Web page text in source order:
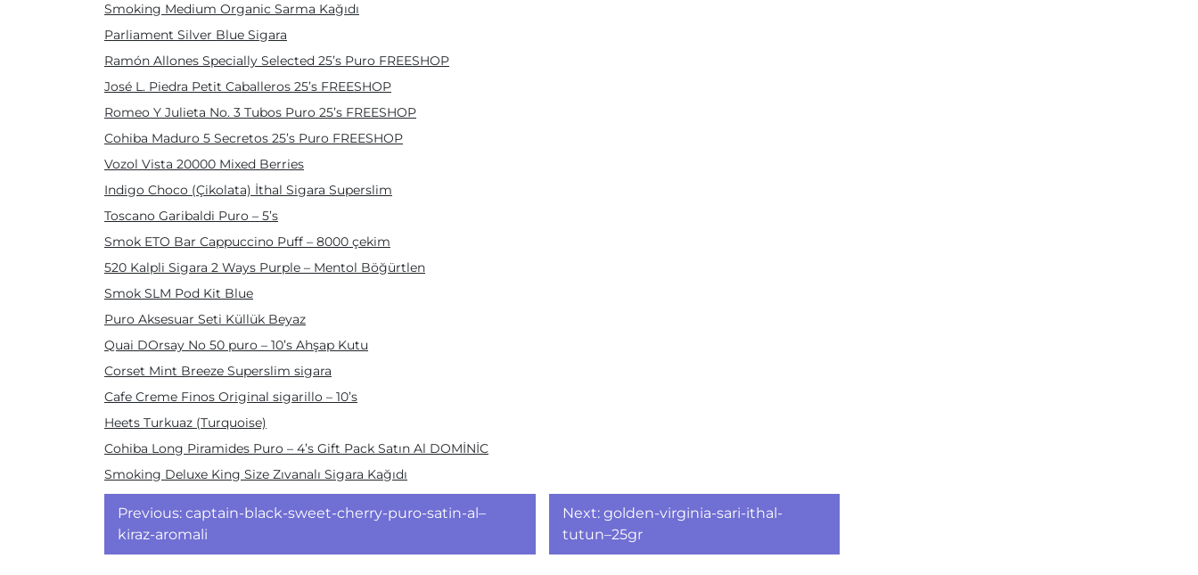
Smoking Medium Organic Sarma Kağıdı
Parliament Silver Blue Sigara
Ramón Allones Specially Selected 25’s Puro FREESHOP
José L. Piedra Petit Caballeros 25’s FREESHOP
Romeo Y Julieta No. 3 Tubos Puro 25’s FREESHOP
Cohiba Maduro 5 Secretos 25’s Puro FREESHOP
Vozol Vista 20000 Mixed Berries
Indigo Choco (Çikolata) İthal Sigara Superslim
Toscano Garibaldi Puro – 5’s
Smok ETO Bar Cappuccino Puff – 8000 çekim
520 Kalpli Sigara 2 Ways Purple – Mentol Böğürtlen
Smok SLM Pod Kit Blue
Puro Aksesuar Seti Küllük Beyaz
Quai DOrsay No 50 puro – 10’s Ahşap Kutu
Corset Mint Breeze Superslim sigara
Cafe Creme Finos Original sigarillo – 10’s
Heets Turkuaz (Turquoise)
Cohiba Long Piramides Puro – 4’s Gift Pack Satın Al DOMİNİC
Smoking Deluxe King Size Zıvanalı Sigara Kağıdı
Yazı
gezinmesi
Previous: captain-black-sweet-cherry-puro-satin-al–
kiraz-aromali
Next: golden-virginia-sari-ithal-
tutun–25gr